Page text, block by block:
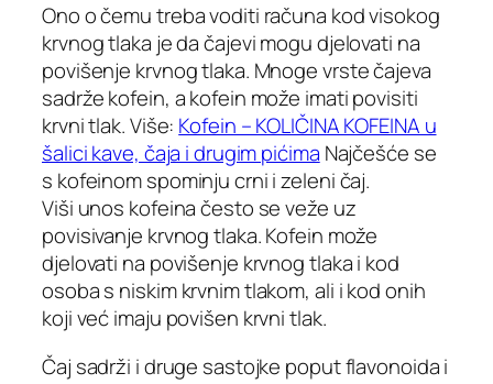
Ono o čemu treba voditi računa kod visokog
krvnog tlaka je da čajevi mogu djelovati na
povišenje krvnog tlaka. Mnoge vrste čajeva
sadrže kofein, a kofein može imati povisiti
krvni tlak. Više: Kofein – KOLIČINA KOFEINA u
šalici kave, čaja i drugim pićima Najčešće se
s kofeinom spominju crni i zeleni čaj.
Viši unos kofeina često se veže uz
povisivanje krvnog tlaka. Kofein može
djelovati na povišenje krvnog tlaka i kod
osoba s niskim krvnim tlakom, ali i kod onih
koji već imaju povišen krvni tlak.
Čaj sadrži i druge sastojke poput flavonoida i